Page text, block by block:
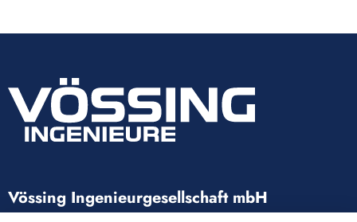
Vössing Ingenieurgesellschaft mbH